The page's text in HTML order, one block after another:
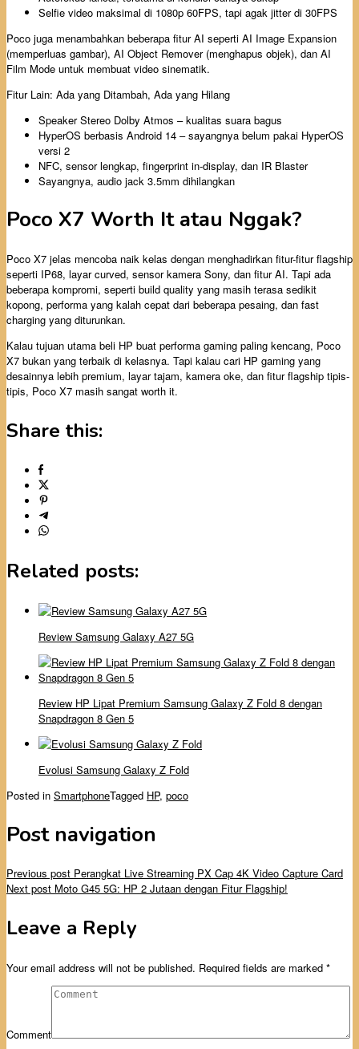
Selfie video maksimal di 1080p 60FPS, tapi agak jitter di 30FPS
Poco juga menambahkan beberapa fitur AI seperti AI Image Expansion
(memperluas gambar), AI Object Remover (menghapus objek), dan AI
Film Mode untuk membuat video sinematik.
Fitur Lain: Ada yang Ditambah, Ada yang Hilang
Speaker Stereo Dolby Atmos – kualitas suara bagus
HyperOS berbasis Android 14 – sayangnya belum pakai HyperOS
versi 2
NFC, sensor lengkap, fingerprint in-display, dan IR Blaster
Sayangnya, audio jack 3.5mm dihilangkan
Poco X7 Worth It atau Nggak?
Poco X7 jelas mencoba naik kelas dengan menghadirkan fitur-fitur flagship
seperti IP68, layar curved, sensor kamera Sony, dan fitur AI. Tapi ada
beberapa kompromi, seperti build quality yang masih terasa sedikit
kopong, performa yang kalah cepat dari beberapa pesaing, dan fast
charging yang diturunkan.
Kalau tujuan utama beli HP buat performa gaming paling kencang, Poco
X7 bukan yang terbaik di kelasnya. Tapi kalau cari HP gaming yang
desainnya lebih premium, layar tajam, kamera oke, dan fitur flagship tipis-
tipis, Poco X7 masih sangat worth it.
Share this:
Related posts:
Review Samsung Galaxy A27 5G
Review HP Lipat Premium Samsung Galaxy Z Fold 8 dengan
Snapdragon 8 Gen 5
Evolusi Samsung Galaxy Z Fold
Posted in SmartphoneTagged HP, poco
Post navigation
Previous post Perangkat Live Streaming PX Cap 4K Video Capture Card
Next post Moto G45 5G: HP 2 Jutaan dengan Fitur Flagship!
Leave a Reply
Your email address will not be published. Required fields are marked *
Comment